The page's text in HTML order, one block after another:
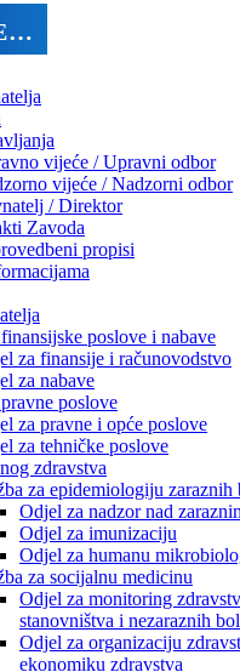
vijeće / Upravni odbor
vijeće / Nadzorni odbor
/ Direktor
Zavoda
propisi
poslove i nabave
za finansije i računovodstvo
za nabave
poslove
za pravne i opće poslove
za tehničke poslove
zdravstva
za epidemiologiju zaraznih
Odjel za nadzor nad
Odjel za imunizaciju
Odjel za humanu
za socijalnu medicinu
Odjel za monitoring
stanovništva i nezaraznih
Odjel za organizaciju
ekonomiku zdravstva